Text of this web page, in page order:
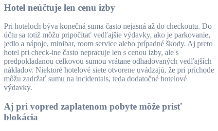
Hotel neúčtuje len cenu izby
Pri hoteloch býva konečná suma často nejasná až do checkoutu. Do
účtu sa totiž môžu pripočítať vedľajšie výdavky, ako je parkovanie,
jedlo a nápoje, minibar, room service alebo prípadné škody. Aj preto
hotel pri check-ine často nepracuje len s cenou izby, ale s
predpokladanou celkovou sumou vrátane odhadovaných vedľajších
nákladov. Niektoré hotelové siete otvorene uvádzajú, že pri príchode
môžu zadržať sumu na incidentals, teda dodatočné hotelové
výdavky.
Aj pri vopred zaplatenom pobyte môže prísť
blokácia